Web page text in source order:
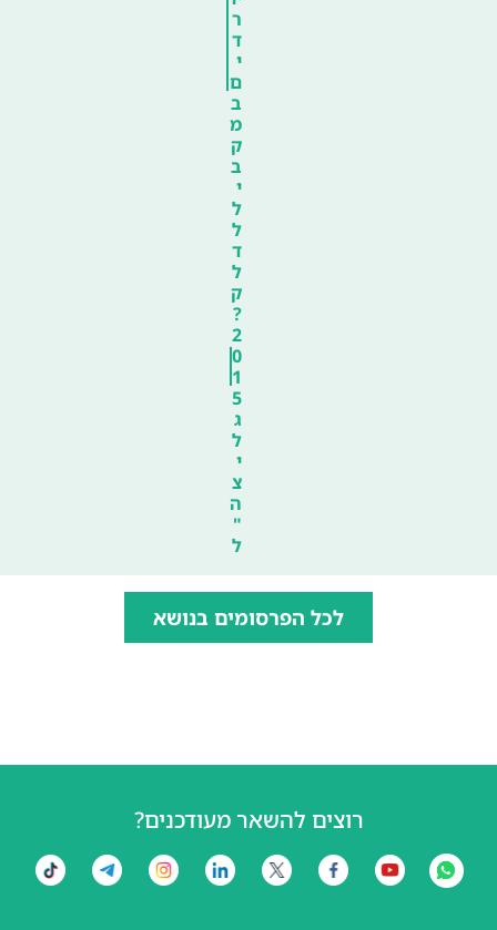
ר
ד
י
ם
ב
מ
ק
ב
י
ל
ל
ד
ל
ק
?
2
0
1
5
ג
ל
י
צ
ה
"
ל
לכל הפרסומים בנושא
רוצים להשאר מעודכנים?